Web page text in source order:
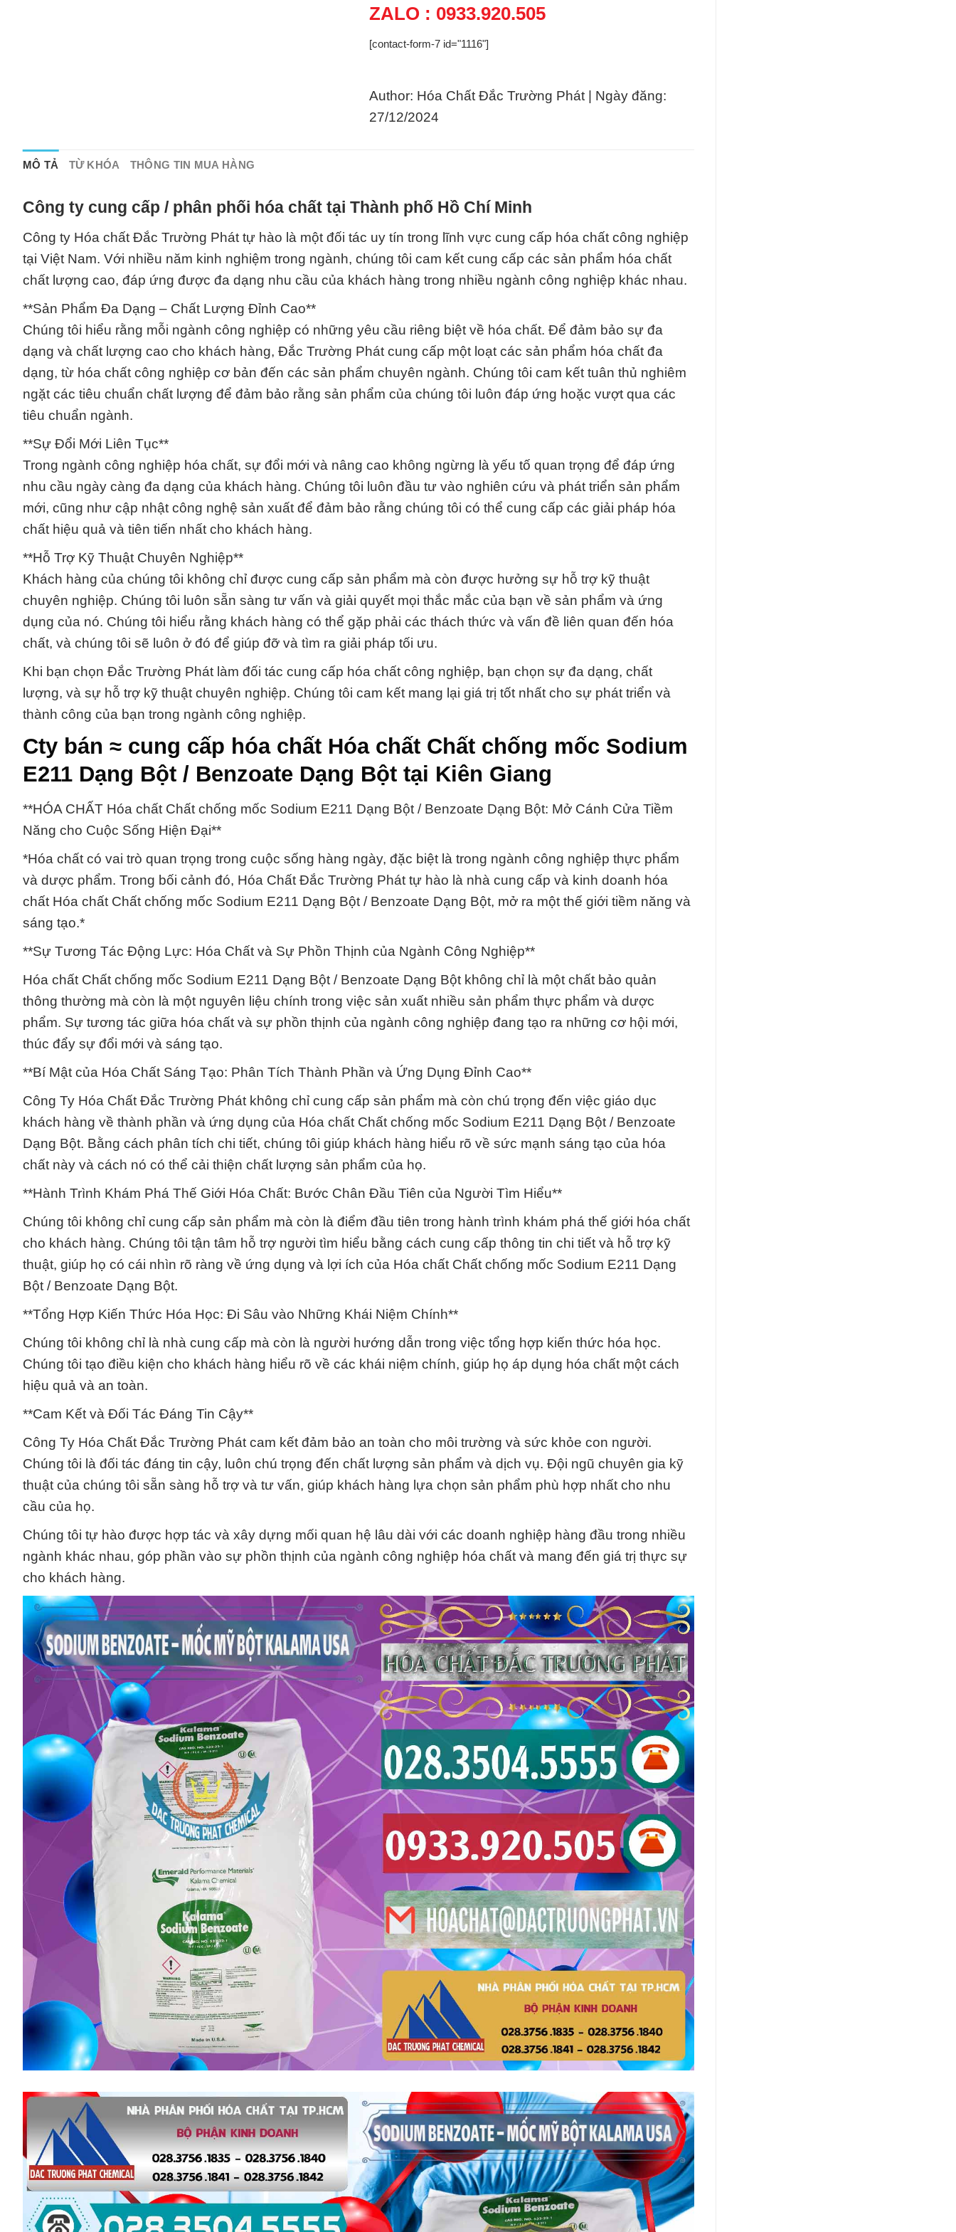
ZALO : 0933.920.505
[contact-form-7 id="1116"]
Author: Hóa Chất Đắc Trường Phát | Ngày đăng:
27/12/2024
MÔ TẢ TỪ KHÓA THÔNG TIN MUA HÀNG
Công ty cung cấp / phân phối hóa chất tại Thành phố Hồ Chí Minh
Công ty Hóa chất Đắc Trường Phát tự hào là một đối tác uy tín trong lĩnh vực cung cấp hóa chất công nghiệp
tại Việt Nam. Với nhiều năm kinh nghiệm trong ngành, chúng tôi cam kết cung cấp các sản phẩm hóa chất
chất lượng cao, đáp ứng được đa dạng nhu cầu của khách hàng trong nhiều ngành công nghiệp khác nhau.
**Sản Phẩm Đa Dạng – Chất Lượng Đỉnh Cao**
Chúng tôi hiểu rằng mỗi ngành công nghiệp có những yêu cầu riêng biệt về hóa chất. Để đảm bảo sự đa
dạng và chất lượng cao cho khách hàng, Đắc Trường Phát cung cấp một loạt các sản phẩm hóa chất đa
dạng, từ hóa chất công nghiệp cơ bản đến các sản phẩm chuyên ngành. Chúng tôi cam kết tuân thủ nghiêm
ngặt các tiêu chuẩn chất lượng để đảm bảo rằng sản phẩm của chúng tôi luôn đáp ứng hoặc vượt qua các
tiêu chuẩn ngành.
**Sự Đổi Mới Liên Tục**
Trong ngành công nghiệp hóa chất, sự đổi mới và nâng cao không ngừng là yếu tố quan trọng để đáp ứng
nhu cầu ngày càng đa dạng của khách hàng. Chúng tôi luôn đầu tư vào nghiên cứu và phát triển sản phẩm
mới, cũng như cập nhật công nghệ sản xuất để đảm bảo rằng chúng tôi có thể cung cấp các giải pháp hóa
chất hiệu quả và tiên tiến nhất cho khách hàng.
**Hỗ Trợ Kỹ Thuật Chuyên Nghiệp**
Khách hàng của chúng tôi không chỉ được cung cấp sản phẩm mà còn được hưởng sự hỗ trợ kỹ thuật
chuyên nghiệp. Chúng tôi luôn sẵn sàng tư vấn và giải quyết mọi thắc mắc của bạn về sản phẩm và ứng
dụng của nó. Chúng tôi hiểu rằng khách hàng có thể gặp phải các thách thức và vấn đề liên quan đến hóa
chất, và chúng tôi sẽ luôn ở đó để giúp đỡ và tìm ra giải pháp tối ưu.
Khi bạn chọn Đắc Trường Phát làm đối tác cung cấp hóa chất công nghiệp, bạn chọn sự đa dạng, chất
lượng, và sự hỗ trợ kỹ thuật chuyên nghiệp. Chúng tôi cam kết mang lại giá trị tốt nhất cho sự phát triển và
thành công của bạn trong ngành công nghiệp.
Cty bán ≈ cung cấp hóa chất Hóa chất Chất chống mốc Sodium
E211 Dạng Bột / Benzoate Dạng Bột tại Kiên Giang
**HÓA CHẤT Hóa chất Chất chống mốc Sodium E211 Dạng Bột / Benzoate Dạng Bột: Mở Cánh Cửa Tiềm
Năng cho Cuộc Sống Hiện Đại**
*Hóa chất có vai trò quan trọng trong cuộc sống hàng ngày, đặc biệt là trong ngành công nghiệp thực phẩm
và dược phẩm. Trong bối cảnh đó, Hóa Chất Đắc Trường Phát tự hào là nhà cung cấp và kinh doanh hóa
chất Hóa chất Chất chống mốc Sodium E211 Dạng Bột / Benzoate Dạng Bột, mở ra một thế giới tiềm năng và
sáng tạo.*
**Sự Tương Tác Động Lực: Hóa Chất và Sự Phồn Thịnh của Ngành Công Nghiệp**
Hóa chất Chất chống mốc Sodium E211 Dạng Bột / Benzoate Dạng Bột không chỉ là một chất bảo quản
thông thường mà còn là một nguyên liệu chính trong việc sản xuất nhiều sản phẩm thực phẩm và dược
phẩm. Sự tương tác giữa hóa chất và sự phồn thịnh của ngành công nghiệp đang tạo ra những cơ hội mới,
thúc đẩy sự đổi mới và sáng tạo.
**Bí Mật của Hóa Chất Sáng Tạo: Phân Tích Thành Phần và Ứng Dụng Đỉnh Cao**
Công Ty Hóa Chất Đắc Trường Phát không chỉ cung cấp sản phẩm mà còn chú trọng đến việc giáo dục
khách hàng về thành phần và ứng dụng của Hóa chất Chất chống mốc Sodium E211 Dạng Bột / Benzoate
Dạng Bột. Bằng cách phân tích chi tiết, chúng tôi giúp khách hàng hiểu rõ về sức mạnh sáng tạo của hóa
chất này và cách nó có thể cải thiện chất lượng sản phẩm của họ.
**Hành Trình Khám Phá Thế Giới Hóa Chất: Bước Chân Đầu Tiên của Người Tìm Hiểu**
Chúng tôi không chỉ cung cấp sản phẩm mà còn là điểm đầu tiên trong hành trình khám phá thế giới hóa chất
cho khách hàng. Chúng tôi tận tâm hỗ trợ người tìm hiểu bằng cách cung cấp thông tin chi tiết và hỗ trợ kỹ
thuật, giúp họ có cái nhìn rõ ràng về ứng dụng và lợi ích của Hóa chất Chất chống mốc Sodium E211 Dạng
Bột / Benzoate Dạng Bột.
**Tổng Hợp Kiến Thức Hóa Học: Đi Sâu vào Những Khái Niệm Chính**
Chúng tôi không chỉ là nhà cung cấp mà còn là người hướng dẫn trong việc tổng hợp kiến thức hóa học.
Chúng tôi tạo điều kiện cho khách hàng hiểu rõ về các khái niệm chính, giúp họ áp dụng hóa chất một cách
hiệu quả và an toàn.
**Cam Kết và Đối Tác Đáng Tin Cậy**
Công Ty Hóa Chất Đắc Trường Phát cam kết đảm bảo an toàn cho môi trường và sức khỏe con người.
Chúng tôi là đối tác đáng tin cậy, luôn chú trọng đến chất lượng sản phẩm và dịch vụ. Đội ngũ chuyên gia kỹ
thuật của chúng tôi sẵn sàng hỗ trợ và tư vấn, giúp khách hàng lựa chọn sản phẩm phù hợp nhất cho nhu
cầu của họ.
Chúng tôi tự hào được hợp tác và xây dựng mối quan hệ lâu dài với các doanh nghiệp hàng đầu trong nhiều
ngành khác nhau, góp phần vào sự phồn thịnh của ngành công nghiệp hóa chất và mang đến giá trị thực sự
cho khách hàng.